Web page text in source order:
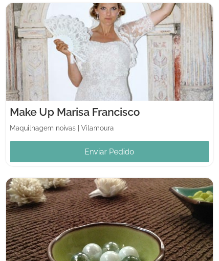
Make Up Marisa Francisco
Maquilhagem noivas Vilamoura
Enviar Pedido